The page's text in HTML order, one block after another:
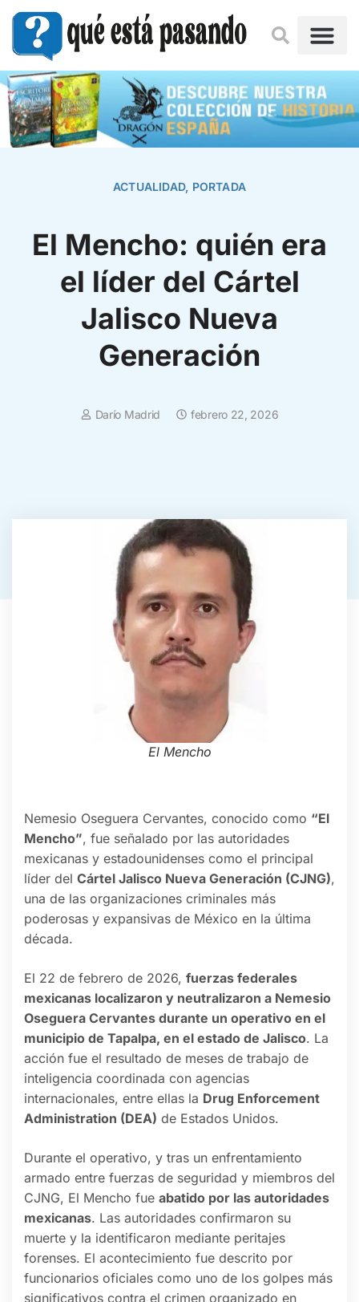
ACTUALIDAD, PORTADA
El Mencho: quién era
el líder del Cártel
Jalisco Nueva
Generación
Darío Madrid febrero 22, 2026
El Mencho
Nemesio Oseguera Cervantes, conocido como “El
Mencho”, fue señalado por las autoridades
mexicanas y estadounidenses como el principal
líder del Cártel Jalisco Nueva Generación (CJNG),
una de las organizaciones criminales más
poderosas y expansivas de México en la última
década.
El 22 de febrero de 2026, fuerzas federales
mexicanas localizaron y neutralizaron a Nemesio
Oseguera Cervantes durante un operativo en el
municipio de Tapalpa, en el estado de Jalisco. La
acción fue el resultado de meses de trabajo de
inteligencia coordinada con agencias
internacionales, entre ellas la Drug Enforcement
Administration (DEA) de Estados Unidos.
Durante el operativo, y tras un enfrentamiento
armado entre fuerzas de seguridad y miembros del
CJNG, El Mencho fue abatido por las autoridades
mexicanas. Las autoridades confirmaron su
muerte y la identificaron mediante peritajes
forenses. El acontecimiento fue descrito por
funcionarios oficiales como uno de los golpes más
significativos contra el crimen organizado en